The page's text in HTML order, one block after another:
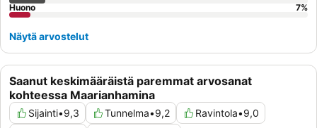
Saanut keskimääräistä paremmat arvosanat
kohteessa Maarianhamina
Sijainti•9,3 Tunnelma•9,2 Ravintola•9,0
Huono
7%
Näytä arvostelut